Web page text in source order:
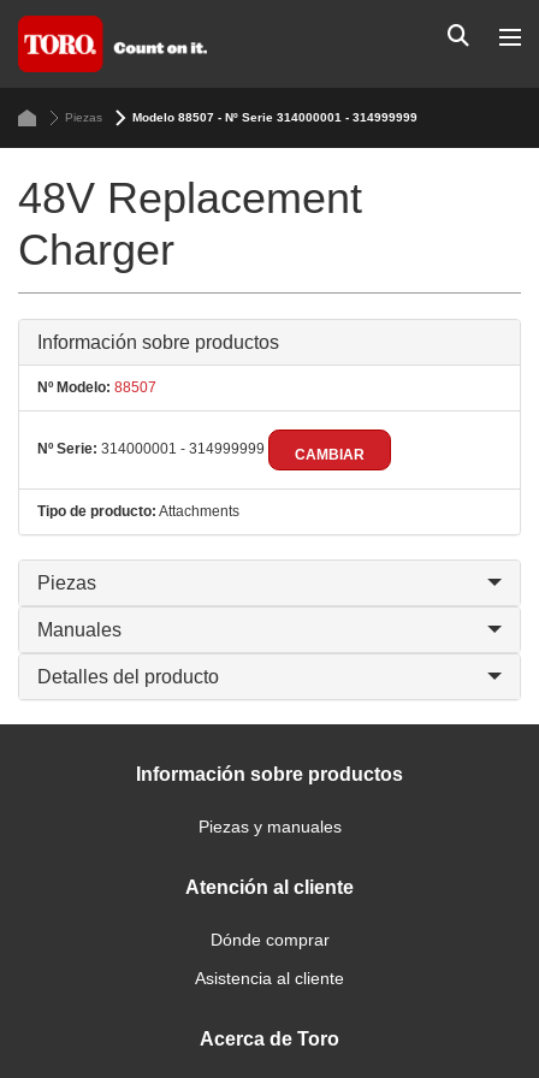
Piezas Modelo 88507 - Nº Serie 314000001 - 314999999
48V Replacement
Charger
Información sobre productos
Nº Modelo: 88507
Nº Serie: 314000001 - 314999999 CAMBIAR
Tipo de producto: Attachments
Piezas
Manuales
Detalles del producto
Información sobre productos
Piezas y manuales
Atención al cliente
Dónde comprar
Asistencia al cliente
Acerca de Toro